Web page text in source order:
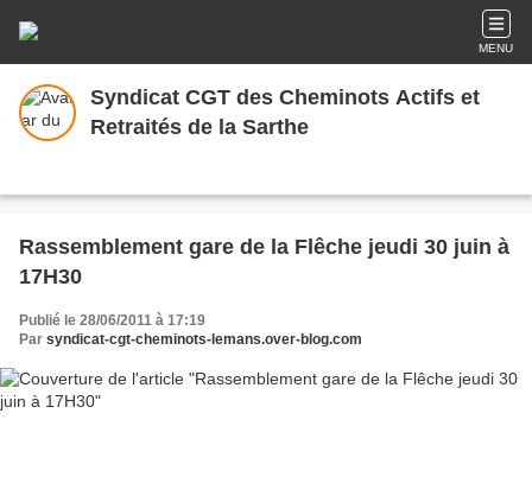
MENU
Syndicat CGT des Cheminots Actifs et
Retraités de la Sarthe
Rassemblement gare de la Flêche jeudi 30 juin à
17H30
Publié le 28/06/2011 à 17:19
Par syndicat-cgt-cheminots-lemans.over-blog.com